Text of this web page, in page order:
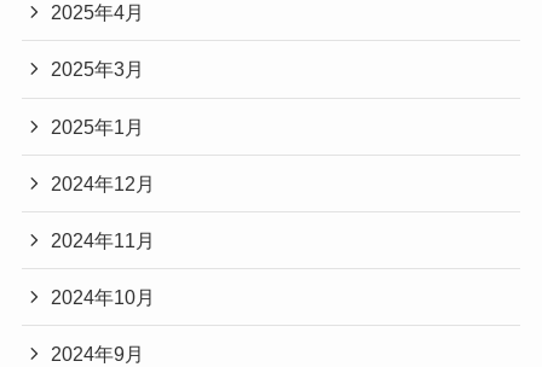
2025年4月
2025年3月
2025年1月
2024年12月
2024年11月
2024年10月
2024年9月